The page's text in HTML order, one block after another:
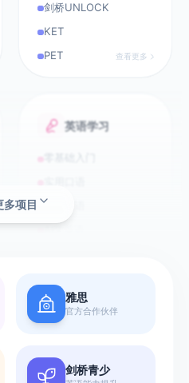
查看更多
剑桥UNLOCK
KET
PET
英语学习
职场英语
教师资格证
大学生绩点课
多项目
雅思
官方合作伙伴
剑桥青少